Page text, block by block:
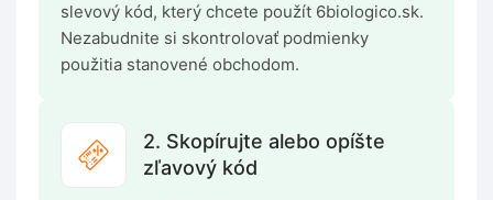
slevový kód, který chcete použít 6biologico.sk.
Nezabudnite si skontrolovať podmienky
použitia stanovené obchodom.
2. Skopírujte alebo opíšte
zľavový kód